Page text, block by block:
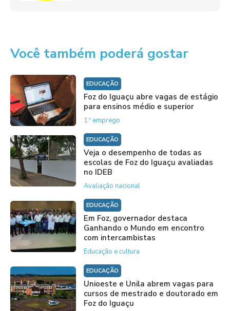
Você também poderá gostar
EDUCAÇÃO
Foz do Iguaçu abre vagas de estágio
para ensinos médio e superior
1.º emprego
EDUCAÇÃO
Veja o desempenho de todas as
escolas de Foz do Iguaçu avaliadas
no IDEB
Avaliação nacional
EDUCAÇÃO
Em Foz, governador destaca
Ganhando o Mundo em encontro
com intercambistas
Educação e cultura
EDUCAÇÃO
Unioeste e Unila abrem vagas para
cursos de mestrado e doutorado em
Foz do Iguaçu